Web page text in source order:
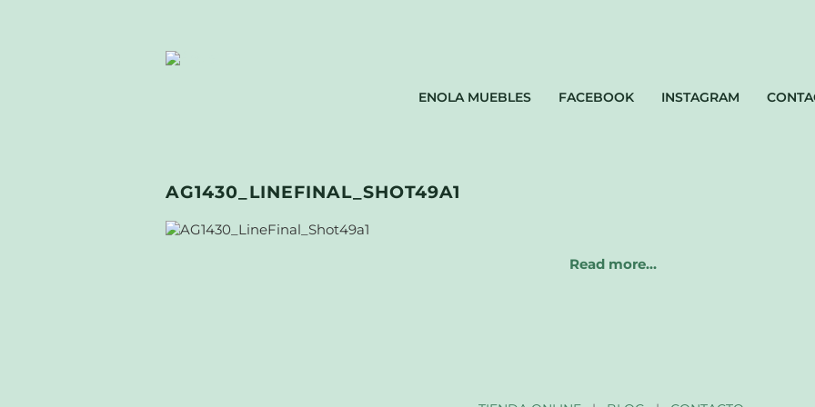
ENOLA MUEBLES FACEBOOK INSTAGRAM
AG1430_LINEFINAL_SHOT49A1
Read more…